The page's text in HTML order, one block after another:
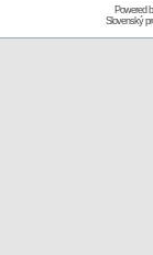
Powered
Slovenský